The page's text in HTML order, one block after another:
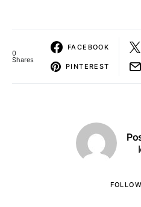
0
Shares
FACEBOOK
PINTEREST
FOLLOW